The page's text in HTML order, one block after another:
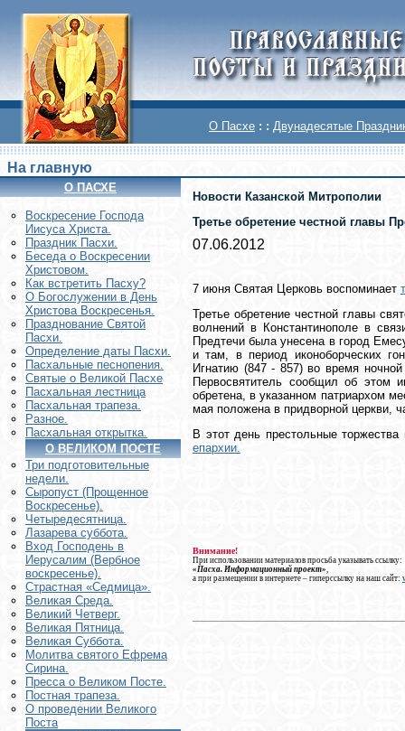
О Пасхе : : Двунадесятые
На главную
О ПАСХЕ
Воскреcение Господа
Иисуса Христа.
Праздник Пасхи.
Беседа о Воскресении
Христовом.
Как встретить Пасху?
О Богослужении в День
Христова Воскресенья.
Празднование Святой
Пасхи.
Определение даты Пасхи.
Пасхальные песнопения.
Святые о Великой Пасхе
Пасхальная лестница
Пасхальная трапеза.
Разное.
Пасхальная открытка.
О ВЕЛИКОМ ПОСТЕ
Три подготовительные
недели.
Сыропуст (Прощенное
Воскресенье).
Четыредесятница.
Лазарева суббота.
Вход Господень в
Иерусалим (Вербное
воскресенье).
Страстная «Седмица».
Великая Среда.
Великий Четверг.
Великая Пятница.
Великая Суббота.
Молитва святого Ефрема
Сирина.
Пресса о Великом Посте.
Постная трапеза.
О проведении Великого
Поста
Новости Казанской Митрополии
Третье обретение честной главы
07.06.2012
7 июня Святая Церковь воспоминает
Третье обретение честной главы
волнений в Константинополе в
Предтечи была унесена в город
и там, в период иконоборческих
Игнатию (847 - 857) во время
Первосвятитель сообщил об этом
обретена, в указанном патриархом
мая положена в придворной церкви,
В этот день престольные
епархии.
Внимание!
При использовании материалов просьба указывать ссылку:
«Пасха. Информационный проект»,
а при размещении в интернете – гиперссылку на наш сайт: